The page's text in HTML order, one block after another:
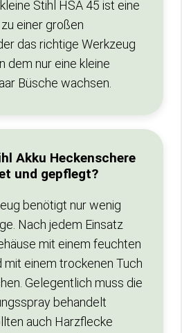
Stihl HSA 45 ist eine
einer großen
das richtige Werkzeug
dem nur eine kleine
Büsche wachsen.
Akku Heckenschere
und gepflegt?
benötigt nur wenig
Nach jedem Einsatz
mit einem feuchten
mit einem trockenen Tuch
Gelegentlich muss die
behandelt
auch Harzflecke